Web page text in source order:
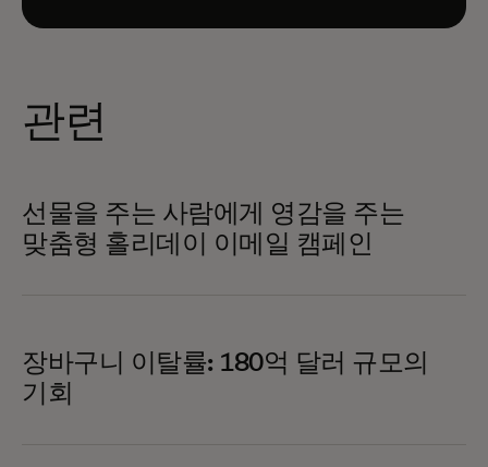
관련
선물을 주는 사람에게 영감을 주는
맞춤형 홀리데이 이메일 캠페인
장바구니 이탈률: 180억 달러 규모의
기회